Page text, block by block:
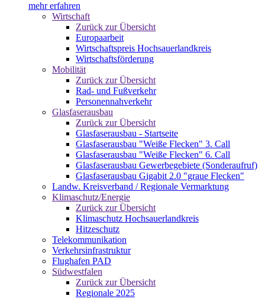
mehr erfahren
Wirtschaft
Zurück zur Übersicht
Europaarbeit
Wirtschaftspreis Hochsauerlandkreis
Wirtschaftsförderung
Mobilität
Zurück zur Übersicht
Rad- und Fußverkehr
Personennahverkehr
Glasfaserausbau
Zurück zur Übersicht
Glasfaserausbau - Startseite
Glasfaserausbau "Weiße Flecken" 3. Call
Glasfaserausbau "Weiße Flecken" 6. Call
Glasfaserausbau Gewerbegebiete (Sonderaufruf)
Glasfaserausbau Gigabit 2.0 "graue Flecken"
Landw. Kreisverband / Regionale Vermarktung
Klimaschutz/Energie
Zurück zur Übersicht
Klimaschutz Hochsauerlandkreis
Hitzeschutz
Telekommunikation
Verkehrsinfrastruktur
Flughafen PAD
Südwestfalen
Zurück zur Übersicht
Regionale 2025